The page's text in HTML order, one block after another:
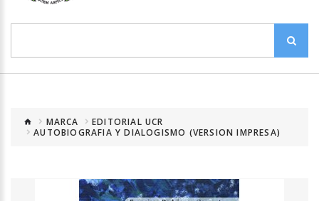
MARCA
EDITORIAL UCR
AUTOBIOGRAFIA Y DIALOGISMO (VERSION IMPRESA)